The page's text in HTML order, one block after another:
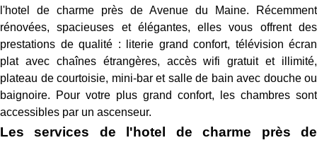
l'hotel de charme près de Avenue du Maine. Récemment
rénovées, spacieuses et élégantes, elles vous offrent des
prestations de qualité : literie grand confort, télévision écran
plat avec chaînes étrangères, accès wifi gratuit et illimité,
plateau de courtoisie, mini-bar et salle de bain avec douche ou
baignoire. Pour votre plus grand confort, les chambres sont
accessibles par un ascenseur.
Les services de l'hotel de charme près de